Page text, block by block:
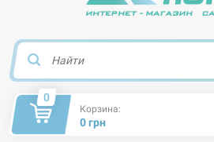
0
Корзина:
0 грн